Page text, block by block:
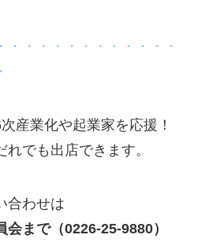
・・・・・・・・・・・・
産業化や起業家を応援！
でも出店できます。
合わせは
まで（0226-25-9880）